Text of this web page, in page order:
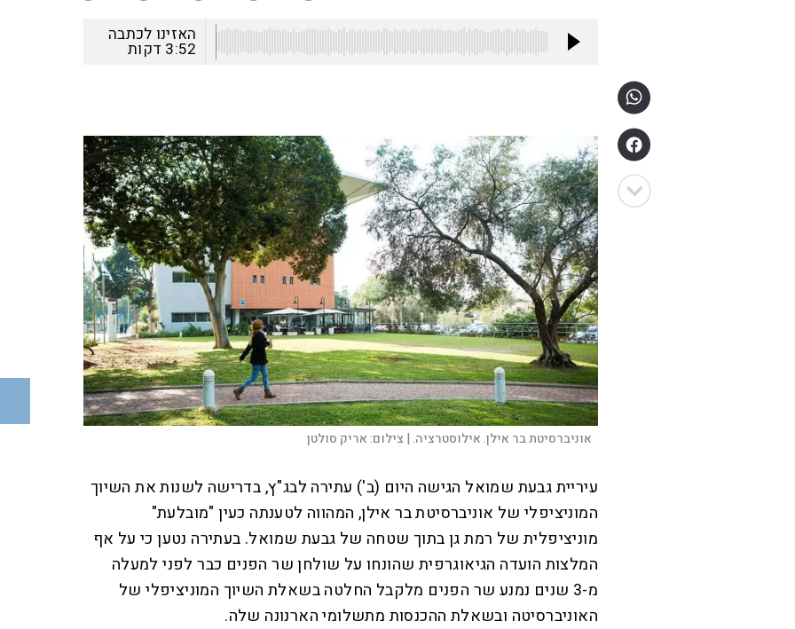
האזינו לכתבה
3:52 דקות
אוניברסיטת בר אילן. אילוסטרציה. | צילום:אריק סולטן
עיריית גבעת שמואל הגישה היום (ב') עתירה לבג"ץ, בדרישה לשנות את השיוך
המוניציפלי של אוניברסיטת בר אילן, המהווה לטענתה כעין "מובלעת"
מוניציפלית של רמת גן בתוך שטחה של גבעת שמואל. בעתירה נטען כי על אף
המלצות הועדה הגיאוגרפית שהונחו על שולחן שר הפנים כבר לפני למעלה
מ-3 שנים נמנע שר הפנים מלקבל החלטה בשאלת השיוך המוניציפלי של
האוניברסיטה ובשאלת ההכנסות מתשלומי הארנונה שלה.